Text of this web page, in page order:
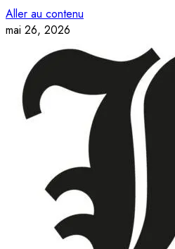
Aller au contenu
mai 26, 2026